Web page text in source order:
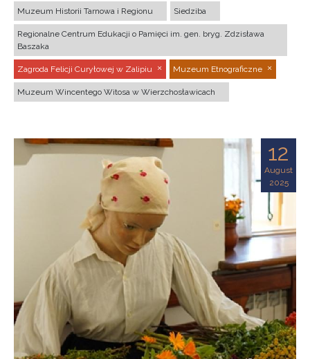
Muzeum Historii Tarnowa i Regionu Siedziba
Regionalne Centrum Edukacji o Pamięci im. gen. bryg. Zdzisława
Baszaka
Zagroda Felicji Curyłowej w Zalipiu Muzeum Etnograficzne
Muzeum Wincentego Witosa w Wierzchosławicach
12
August
2025